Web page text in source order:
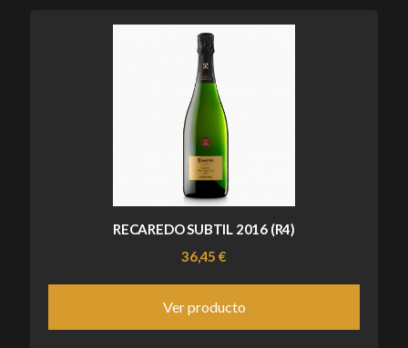
RECAREDO SUBTIL 2016 (R4)
36,45 €
Ver producto